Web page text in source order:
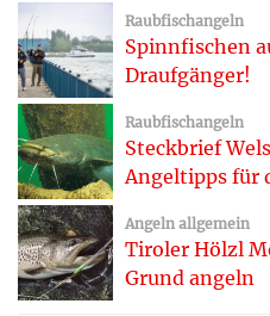
Raubfischangeln
Spinnfischen
Draufgänger!
Raubfischangeln
Steckbrief
Angeltipps für
Angeln allgemein
Tiroler Hölzl
Grund angeln